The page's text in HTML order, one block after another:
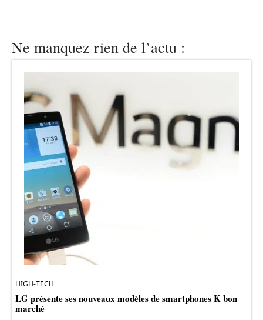
Ne manquez rien de l’actu :
HIGH-TECH
LG présente ses nouveaux modèles de smartphones K bon
marché